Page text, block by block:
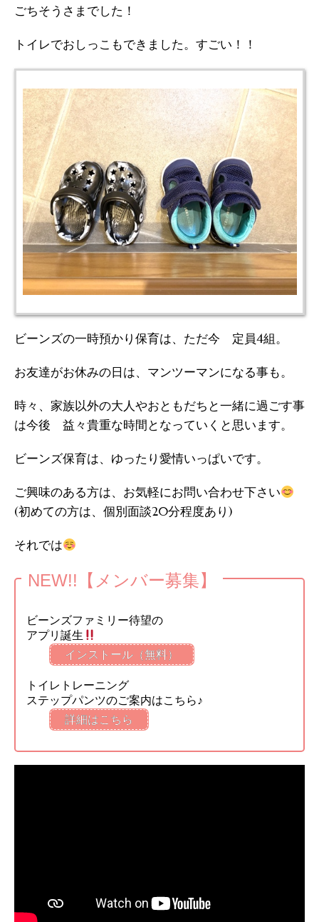
ごちそうさまでした！
トイレでおしっこもできました。すごい！！
ビーンズの一時預かり保育は、ただ今 定員4組。
お友達がお休みの日は、マンツーマンになる事も。
時々、家族以外の大人やおともだちと一緒に過ごす事
は今後 益々貴重な時間となっていくと思います。
ビーンズ保育は、ゆったり愛情いっぱいです。
ご興味のある方は、お気軽にお問い合わせ下さい
(初めての方は、個別面談20分程度あり)
それでは
NEW!!【メンバー募集】
ビーンズファミリー待望の
アプリ誕生
インストール（無料）
トイレトレーニング
ステップパンツのご案内はこちら♪
詳細はこちら